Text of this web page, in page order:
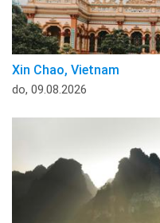
Xin Chao, Vietnam
do, 09.08.2026